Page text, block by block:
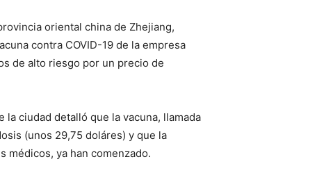
oriental china de Zhejiang,
contra COVID-19 de la empresa
de alto riesgo por un precio de
ciudad detalló que la vacuna, llamada
(unos 29,75 doláres) y que la
médicos, ya han comenzado.